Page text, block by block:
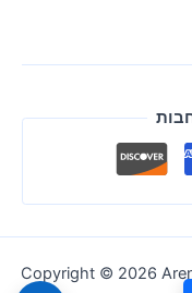
Copyright © 2026